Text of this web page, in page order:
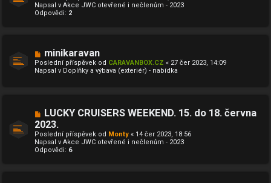
e
k
ý
p
ě
v
e
Napsal v Akce JWC otevřené i nečlenům - 2023
Odpovědi: 2
N
o
v
ý
ě
v
e
k
minikaravan
Poslední příspěvek od CARAVANBOX.CZ « 27 čer 2023, 14:09
Napsal v Doplňky a výbava (exteriér) - nabídka
N
o
v
ý
p
ř
LUCKY CRUISERS WEEKEND. 15. do 18. června
2023.
Poslední příspěvek od Monty « 14 čer 2023, 18:56
Napsal v Akce JWC otevřené i nečlenům - 2023
Odpovědi: 6